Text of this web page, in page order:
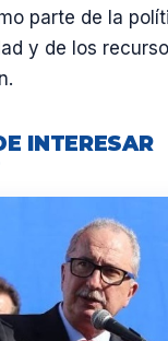
parte de la
y de los
INTERESAR